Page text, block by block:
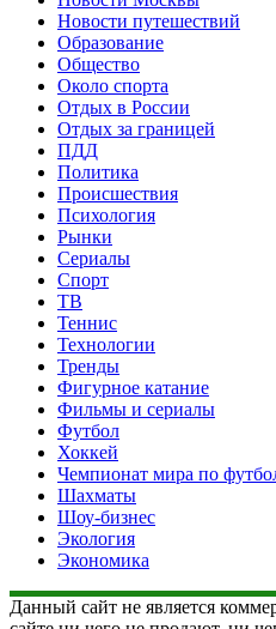
Новости путешествий
Образование
Общество
Около спорта
Отдых в России
Отдых за границей
ПДД
Политика
Происшествия
Психология
Рынки
Сериалы
Спорт
ТВ
Теннис
Технологии
Тренды
Фигурное катание
Фильмы и сериалы
Футбол
Хоккей
Чемпионат мира по
Шахматы
Шоу-бизнес
Экология
Экономика
Данный сайт не является